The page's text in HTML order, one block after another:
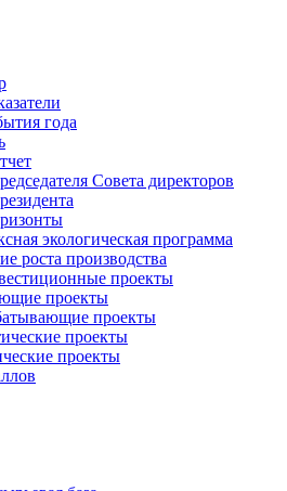
года
Совета директоров
экологическая программа
роста производства
проекты
проекты
проекты
проекты
проекты